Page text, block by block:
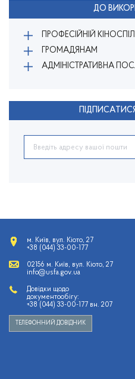
ДО
ПРОФЕСІЙНІЙ
ГРОМАДЯНАМ
АДМІНІСТРАТИВНА
м. Київ, вул. Кіото, 27
+38 (044) 33-00-177
02156 м. Київ, вул. Кіото, 27
info@usfa.gov.ua
Довідки щодо
документообігу:
+38 (044) 33-00-177 вн. 207
ТЕЛЕФОННИЙ ДОВІДНИК